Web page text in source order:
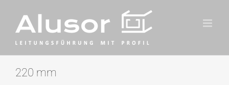
Inhalt
springen
220 mm